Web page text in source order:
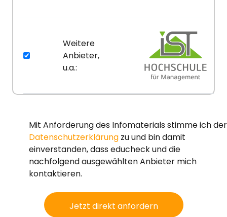
Weitere
Anbieter,
u.a.:
Mit Anforderung des Infomaterials stimme ich der
Datenschutzerklärung zu und bin damit
einverstanden, dass educheck und die
nachfolgend ausgewählten Anbieter mich
kontaktieren.
Jetzt direkt anfordern